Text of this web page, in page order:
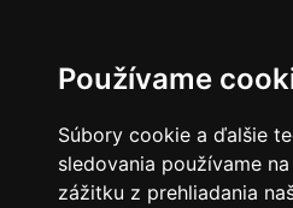
Používame
Súbory cookie a ďalšie
sledovania používame
zážitku z prehliadania